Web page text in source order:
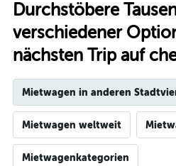
Durchstöbere
verschiedener
nächsten Trip auf
Mietwagen in anderen
Mietwagen weltweit
Mietwagenkategorien